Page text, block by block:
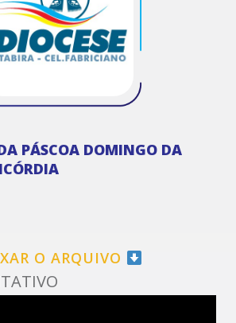
PÁSCOA DOMINGO DA
O ARQUIVO